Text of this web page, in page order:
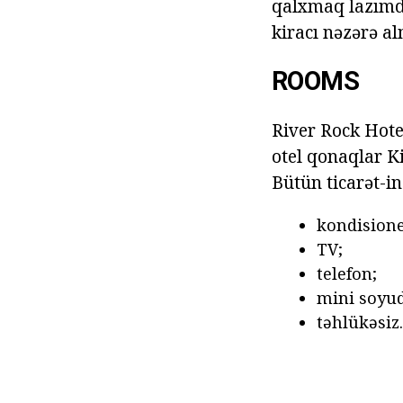
qalxmaq
kiracı nəzərə
ROOMS
River Rock
otel qonaqlar
Bütün ticarət-
TV;
telefon;
mini
təhlükəsiz.